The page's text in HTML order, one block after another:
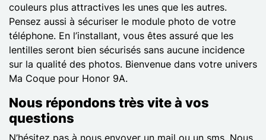
couleurs plus attractives les unes que les autres.
Pensez aussi à sécuriser le module photo de votre
téléphone. En l’installant, vous êtes assuré que les
lentilles seront bien sécurisés sans aucune incidence
sur la qualité des photos. Bienvenue dans votre univers
Ma Coque pour Honor 9A.
Nous répondons très vite à vos
questions
N’hésitez pas à nous envoyer un mail ou un sms. Nous